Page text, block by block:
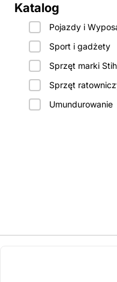
Katalog
Pojazdy i
Sport i gadżety
Sprzęt marki
Sprzęt
Umundurowanie